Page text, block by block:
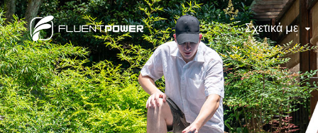
Σχετικά με